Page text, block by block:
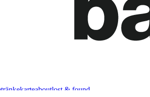
aboutlost & found